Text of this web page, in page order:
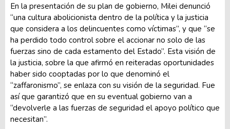
En la presentación de su plan de gobierno, Milei denunció
“una cultura abolicionista dentro de la política y la justicia
que considera a los delincuentes como víctimas”, y que “se
ha perdido todo control sobre el accionar no solo de las
fuerzas sino de cada estamento del Estado”. Esta visión de
la justicia, sobre la que afirmó en reiteradas oportunidades
haber sido cooptadas por lo que denominó el
“zaffaronismo”, se enlaza con su visión de la seguridad. Fue
así que garantizó que en su eventual gobierno van a
“devolverle a las fuerzas de seguridad el apoyo político que
necesitan”.